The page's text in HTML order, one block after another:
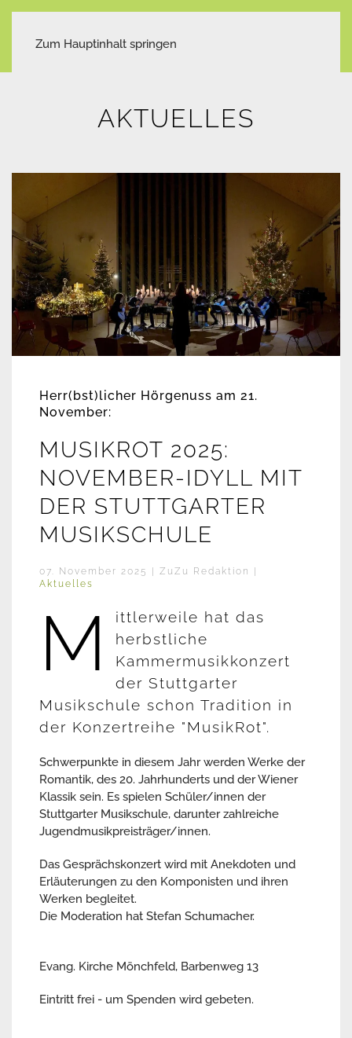
Zum Hauptinhalt springen
AKTUELLES
Herr(bst)licher Hörgenuss am 21.
November:
MUSIKROT 2025:
NOVEMBER-IDYLL MIT
DER STUTTGARTER
MUSIKSCHULE
07. November 2025
| ZuZu Redaktion |
Aktuelles
M
ittlerweile hat das
herbstliche
Kammermusikkonzert
der Stuttgarter
Musikschule schon Tradition in
der Konzertreihe "MusikRot".
Schwerpunkte in diesem Jahr werden Werke der
Romantik, des 20. Jahrhunderts und der Wiener
Klassik sein. Es spielen Schüler/innen der
Stuttgarter Musikschule, darunter zahlreiche
Jugendmusikpreisträger/innen.
Das Gesprächskonzert wird mit Anekdoten und
Erläuterungen zu den Komponisten und ihren
Werken begleitet.
Die Moderation hat Stefan Schumacher.
Evang. Kirche Mönchfeld, Barbenweg 13
Eintritt frei - um Spenden wird gebeten.